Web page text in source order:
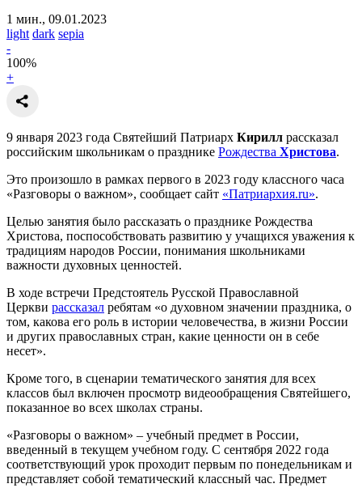
1 мин., 09.01.2023
light dark sepia
-
100%
+
9 января 2023 года Святейший Патриарх Кирилл рассказал
российским школьникам о празднике Рождества Христова.
Это произошло в рамках первого в 2023 году классного часа
«Разговоры о важном», сообщает сайт «Патриархия.ru».
Целью занятия было рассказать о празднике Рождества
Христова, поспособствовать развитию у учащихся уважения к
традициям народов России, понимания школьниками
важности духовных ценностей.
В ходе встречи Предстоятель Русской Православной
Церкви рассказал ребятам «о духовном значении праздника, о
том, какова его роль в истории человечества, в жизни России
и других православных стран, какие ценности он в себе
несет».
Кроме того, в сценарии тематического занятия для всех
классов был включен просмотр видеообращения Святейшего,
показанное во всех школах страны.
«Разговоры о важном» – учебный предмет в России,
введенный в текущем учебном году. С сентября 2022 года
соответствующий урок проходит первым по понедельникам и
представляет собой тематический классный час. Предмет